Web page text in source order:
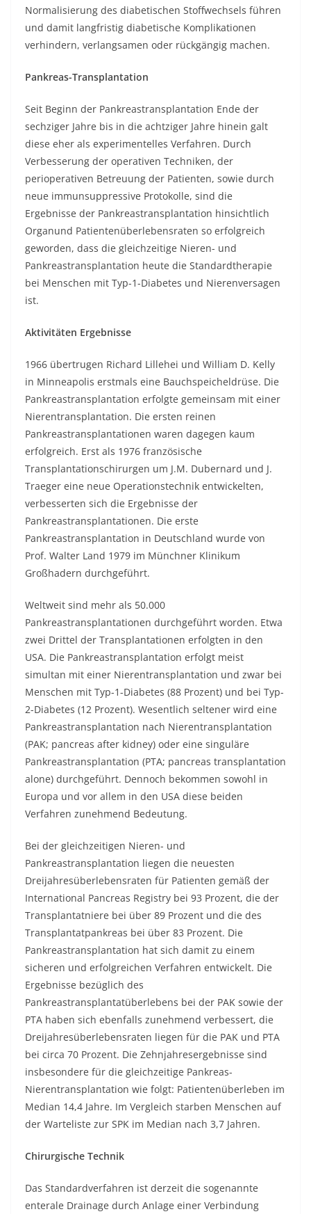
Normalisierung des diabetischen Stoffwechsels führen
und damit langfristig diabetische Komplikationen
verhindern, verlangsamen oder rückgängig machen.
Pankreas-Transplantation
Seit Beginn der Pankreastransplantation Ende der
sechziger Jahre bis in die achtziger Jahre hinein galt
diese eher als experimentelles Verfahren. Durch
Verbesserung der operativen Techniken, der
perioperativen Betreuung der Patienten, sowie durch
neue immunsuppressive Protokolle, sind die
Ergebnisse der Pankreastransplantation hinsichtlich
Organund Patientenüberlebensraten so erfolgreich
geworden, dass die gleichzeitige Nieren- und
Pankreastransplantation heute die Standardtherapie
bei Menschen mit Typ-1-Diabetes und Nierenversagen
ist.
Aktivitäten Ergebnisse
1966 übertrugen Richard Lillehei und William D. Kelly
in Minneapolis erstmals eine Bauchspeicheldrüse. Die
Pankreastransplantation erfolgte gemeinsam mit einer
Nierentransplantation. Die ersten reinen
Pankreastransplantationen waren dagegen kaum
erfolgreich. Erst als 1976 französische
Transplantationschirurgen um J.M. Dubernard und J.
Traeger eine neue Operationstechnik entwickelten,
verbesserten sich die Ergebnisse der
Pankreastransplantationen. Die erste
Pankreastransplantation in Deutschland wurde von
Prof. Walter Land 1979 im Münchner Klinikum
Großhadern durchgeführt.
Weltweit sind mehr als 50.000
Pankreastransplantationen durchgeführt worden. Etwa
zwei Drittel der Transplantationen erfolgten in den
USA. Die Pankreastransplantation erfolgt meist
simultan mit einer Nierentransplantation und zwar bei
Menschen mit Typ-1-Diabetes (88 Prozent) und bei Typ-
2-Diabetes (12 Prozent). Wesentlich seltener wird eine
Pankreastransplantation nach Nierentransplantation
(PAK; pancreas after kidney) oder eine singuläre
Pankreastransplantation (PTA; pancreas transplantation
alone) durchgeführt. Dennoch bekommen sowohl in
Europa und vor allem in den USA diese beiden
Verfahren zunehmend Bedeutung.
Bei der gleichzeitigen Nieren- und
Pankreastransplantation liegen die neuesten
Dreijahresüberlebensraten für Patienten gemäß der
International Pancreas Registry bei 93 Prozent, die der
Transplantatniere bei über 89 Prozent und die des
Transplantatpankreas bei über 83 Prozent. Die
Pankreastransplantation hat sich damit zu einem
sicheren und erfolgreichen Verfahren entwickelt. Die
Ergebnisse bezüglich des
Pankreastransplantatüberlebens bei der PAK sowie der
PTA haben sich ebenfalls zunehmend verbessert, die
Dreijahresüberlebensraten liegen für die PAK und PTA
bei circa 70 Prozent. Die Zehnjahresergebnisse sind
insbesondere für die gleichzeitige Pankreas-
Nierentransplantation wie folgt: Patientenüberleben im
Median 14,4 Jahre. Im Vergleich starben Menschen auf
der Warteliste zur SPK im Median nach 3,7 Jahren.
Chirurgische Technik
Das Standardverfahren ist derzeit die sogenannte
enterale Drainage durch Anlage einer Verbindung